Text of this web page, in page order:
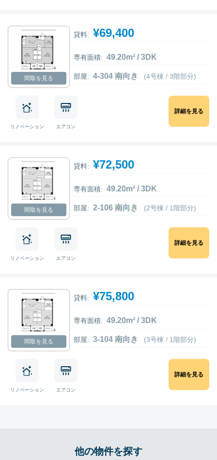
間取を見る
貸料: ¥69,400
専有面積: 49.20m² / 3DK
部屋: 4-304 南向き (4号棟 / 3階部分)
リノベーション エアコン
詳細を見る
間取を見る
貸料: ¥72,500
専有面積: 49.20m² / 3DK
部屋: 2-106 南向き (2号棟 / 1階部分)
リノベーション エアコン
詳細を見る
間取を見る
貸料: ¥75,800
専有面積: 49.20m² / 3DK
部屋: 3-104 南向き (3号棟 / 1階部分)
リノベーション エアコン
詳細を見る
他の物件を探す